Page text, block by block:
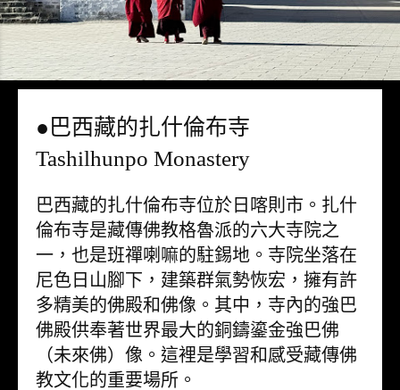
●巴西藏的扎什倫布寺
Tashilhunpo Monastery
巴西藏的扎什倫布寺位於日喀則市。扎什
倫布寺是藏傳佛教格魯派的六大寺院之
一，也是班禪喇嘛的駐錫地。寺院坐落在
尼色日山腳下，建築群氣勢恢宏，擁有許
多精美的佛殿和佛像。其中，寺內的強巴
佛殿供奉著世界最大的銅鑄鎏金強巴佛
（未來佛）像。這裡是學習和感受藏傳佛
教文化的重要場所。